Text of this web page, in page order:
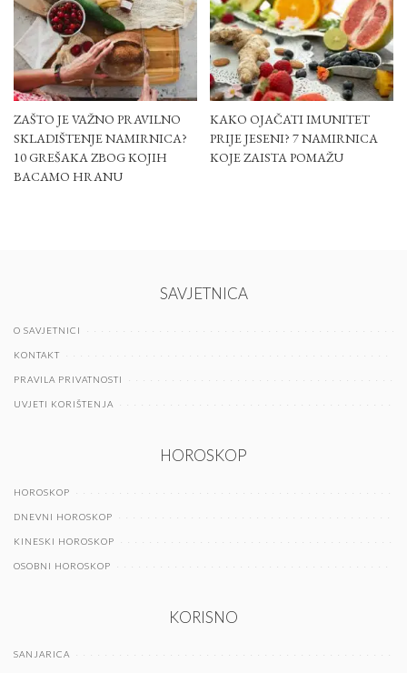
ZAŠTO JE VAŽNO PRAVILNO
SKLADIŠTENJE NAMIRNICA?
10 GREŠAKA ZBOG KOJIH
BACAMO HRANU
KAKO OJAČATI IMUNITET
PRIJE JESENI? 7 NAMIRNICA
KOJE ZAISTA POMAŽU
SAVJETNICA
O SAVJETNICI
KONTAKT
PRAVILA PRIVATNOSTI
UVJETI KORIŠTENJA
HOROSKOP
HOROSKOP
DNEVNI HOROSKOP
KINESKI HOROSKOP
OSOBNI HOROSKOP
KORISNO
SANJARICA